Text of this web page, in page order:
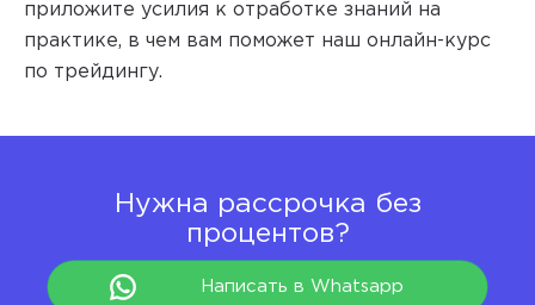
приложите усилия к отработке знаний на
практике, в чем вам поможет наш онлайн-курс
по трейдингу.
Нужна рассрочка без
процентов?
Написать в Whatsapp